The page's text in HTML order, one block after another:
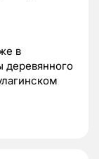
в
деревянного